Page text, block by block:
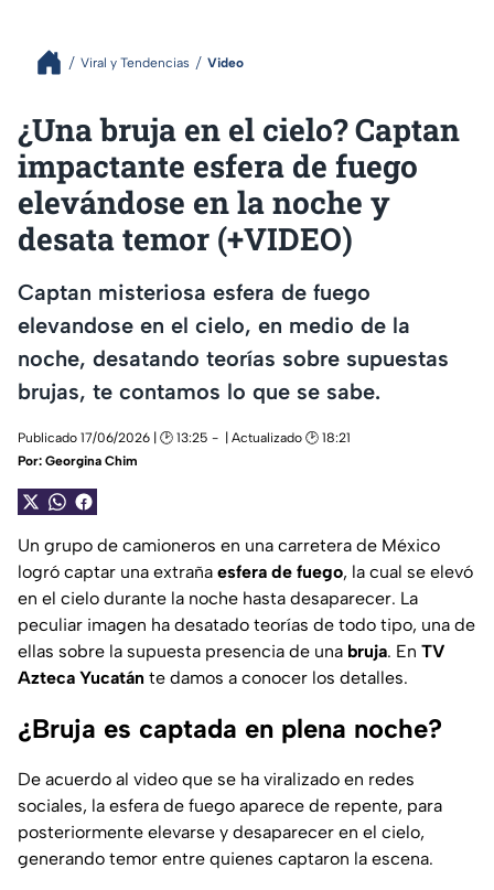
Viral y Tendencias Video
¿Una bruja en el cielo? Captan
impactante esfera de fuego
elevándose en la noche y
desata temor (+VIDEO)
Captan misteriosa esfera de fuego
elevandose en el cielo, en medio de la
noche, desatando teorías sobre supuestas
brujas, te contamos lo que se sabe.
Publicado 17/06/2026 | 🕑 13:25
| Actualizado 🕑 18:21
Por: Georgina Chim
Un grupo de camioneros en una carretera de México
logró captar una extraña esfera de fuego, la cual se elevó
en el cielo durante la noche hasta desaparecer. La
peculiar imagen ha desatado teorías de todo tipo, una de
ellas sobre la supuesta presencia de una bruja. En TV
Azteca Yucatán te damos a conocer los detalles.
¿Bruja es captada en plena noche?
De acuerdo al video que se ha viralizado en redes
sociales, la esfera de fuego aparece de repente, para
posteriormente elevarse y desaparecer en el cielo,
generando temor entre quienes captaron la escena.